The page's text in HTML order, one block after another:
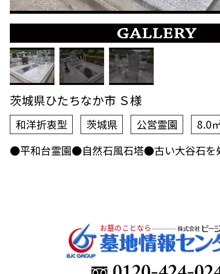
茨城県ひたちなか市 Ｓ様
和洋折衷型 茨城県 公営霊園
8.0
●平和台霊園●自然石風石塔●古い大谷石を
お墓のことなら